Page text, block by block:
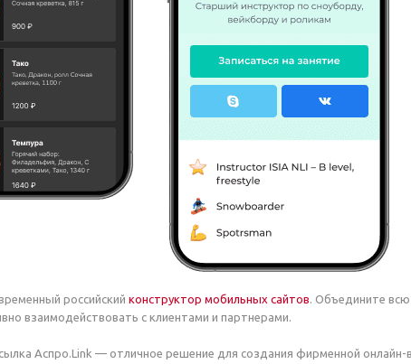
российский конструктор мобильных сайтов. Объедините
взаимодействовать с клиентами и партнерами.
Аспро.Link — отличное решение для создания фирменной онлайн-